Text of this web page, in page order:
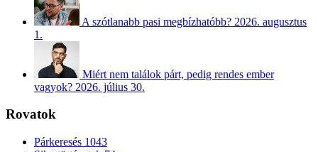
A szótlanabb pasi megbízhatóbb? 2026. augusztus
1.
Miért nem találok párt, pedig rendes ember
vagyok? 2026. július 30.
Rovatok
Párkeresés 1043